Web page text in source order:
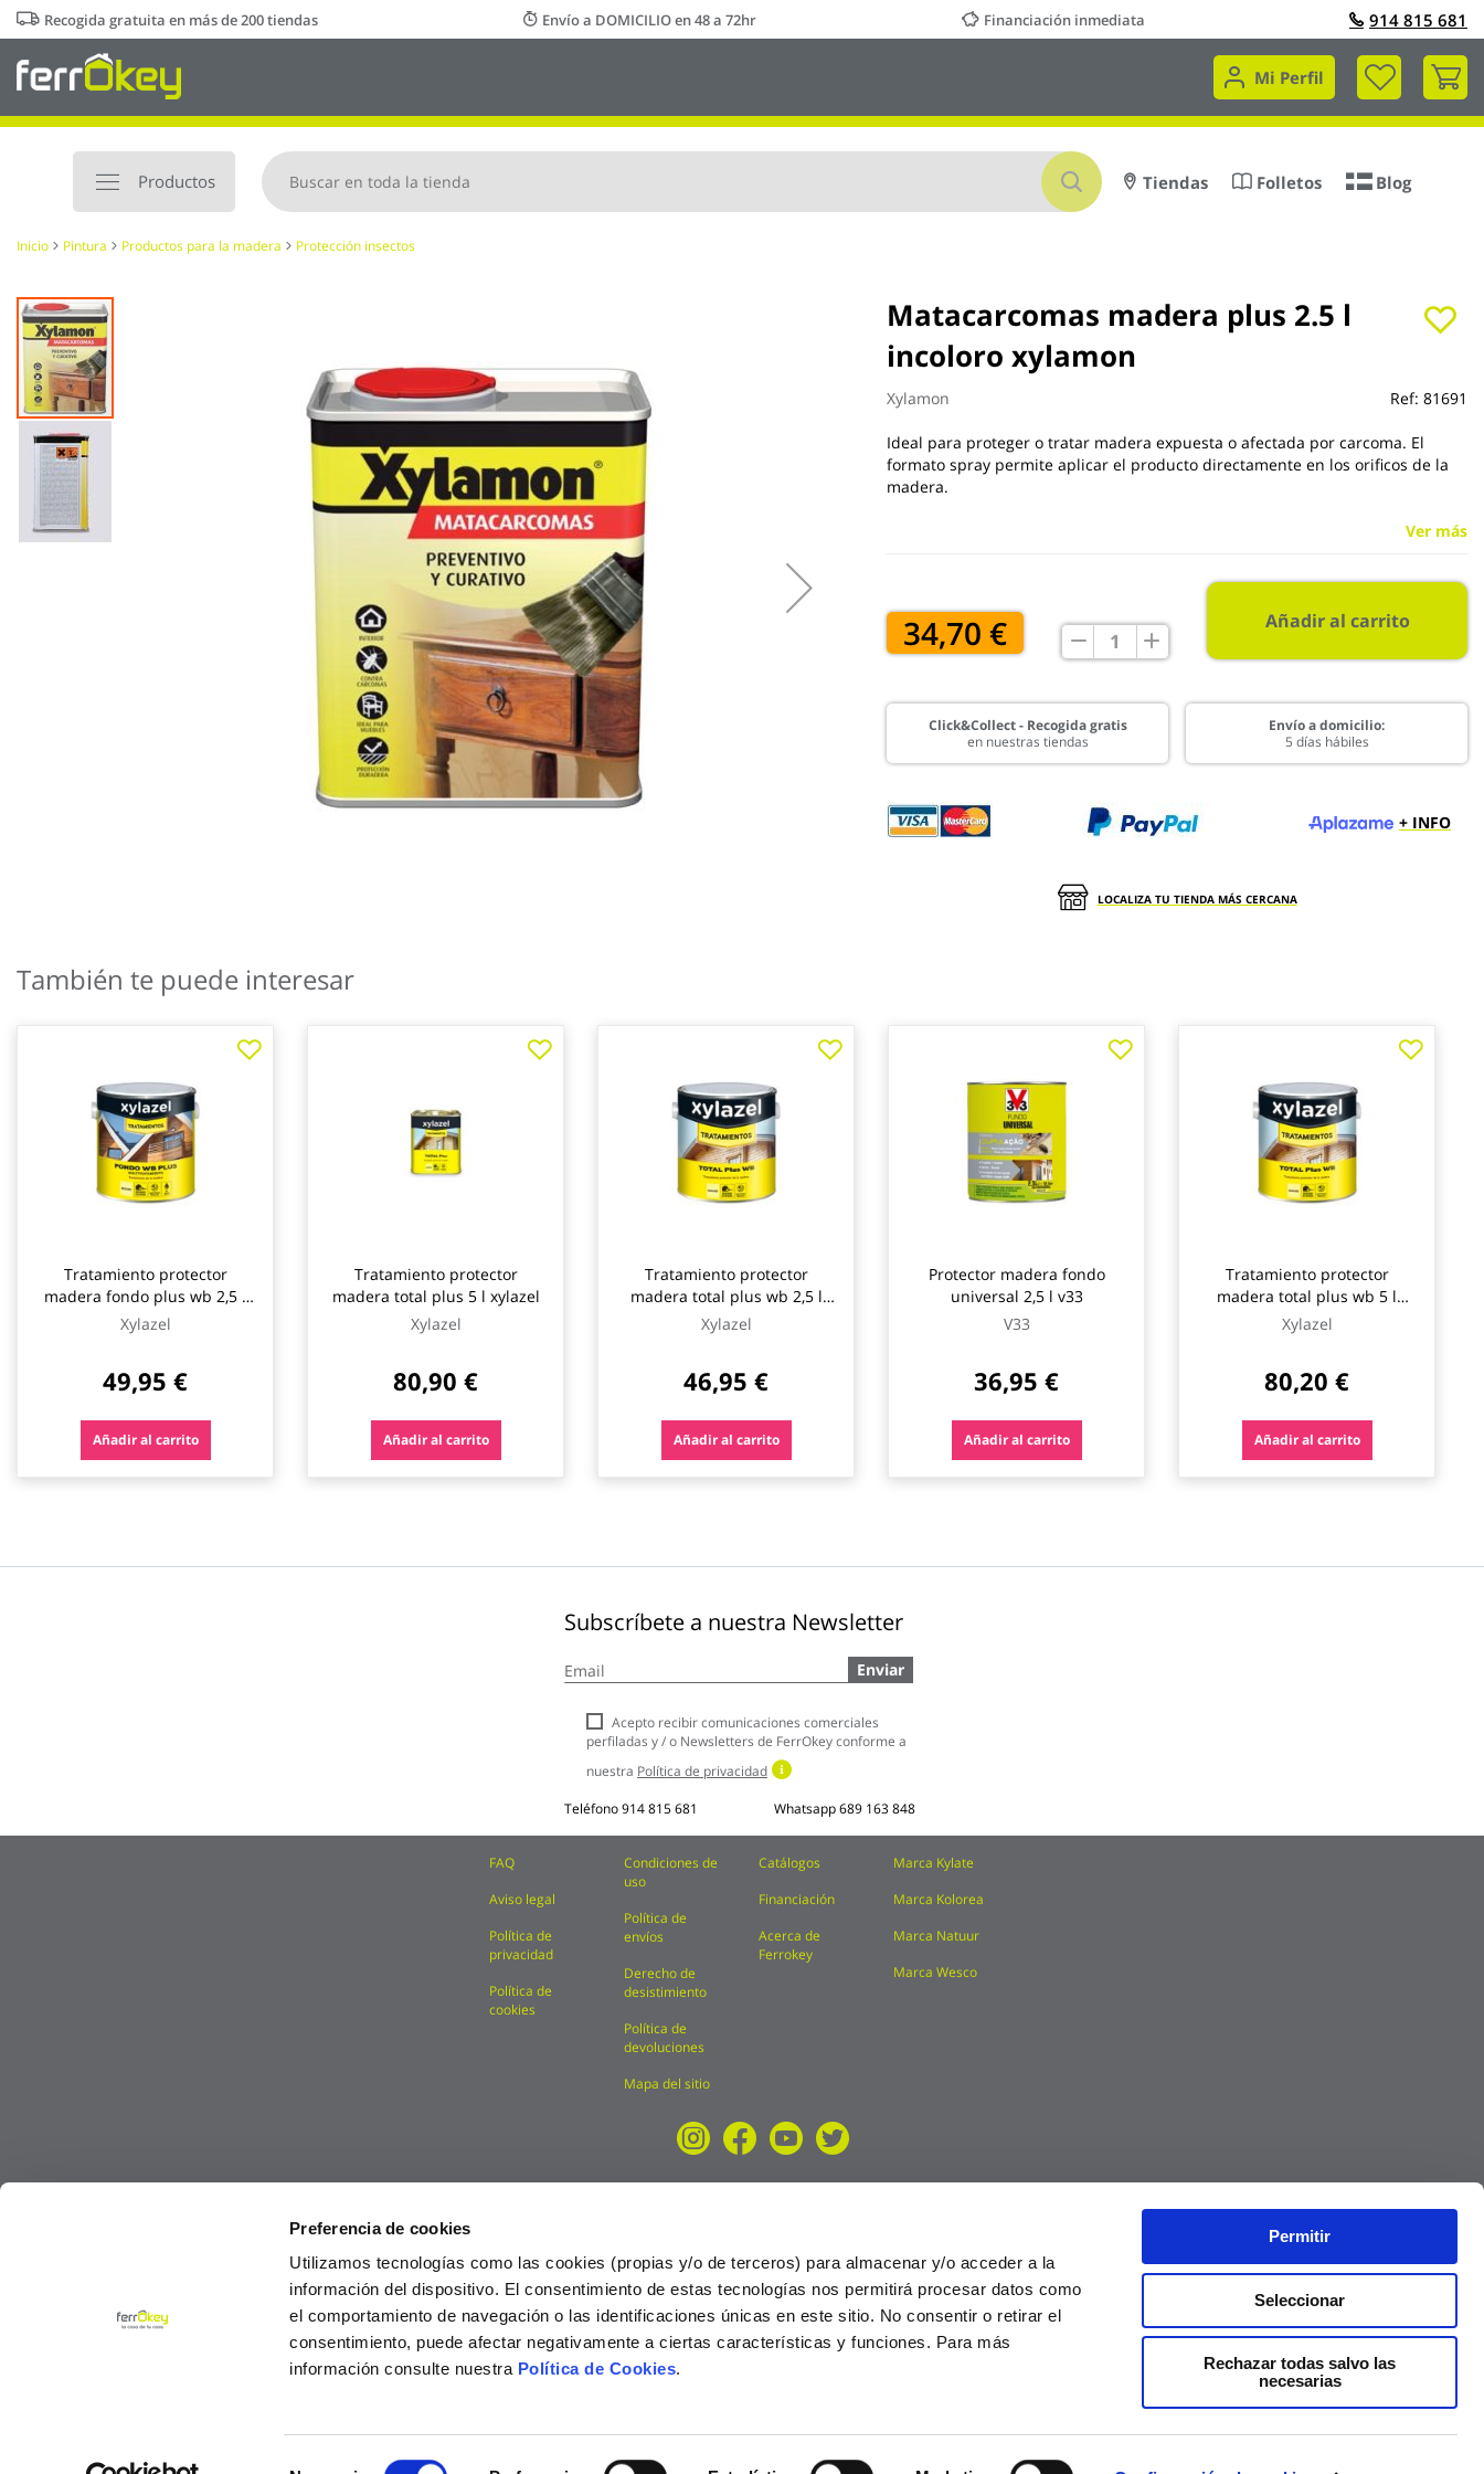
Preferencia de cookies
Utilizamos tecnologías como las cookies (propias y/o de terceros) para almacenar y/o acceder a la
información del dispositivo. El consentimiento de estas tecnologías nos permitirá procesar datos como
el comportamiento de navegación o las identificaciones únicas en este sitio. No consentir o retirar el
consentimiento, puede afectar negativamente a ciertas características y funciones. Para más
información consulte nuestra Política de Cookies.
Permitir
Seleccionar
Rechazar todas salvo las
necesarias
Ir
al
contenido
Recogida gratuita en más de 200 tiendas Envío a DOMICILIO en 48 a 72hr Financiación inmediata 914 815 681
Mi Perfil
Mi
Productos
Buscar
Tiendas Folletos Blog
Inicio Pintura Productos para la madera Protección insectos
Matacarcomas madera plus 2.5 l
incoloro xylamon
Xylamon Ref: 81691
Ideal para proteger o tratar madera expuesta o afectada por carcoma. El
formato spray permite aplicar el producto directamente en los orificos de la
madera.
Ver más
34,70 € Añadir al carrito
Click&Collect - Recogida gratis
en nuestras tiendas
Envío a domicilio:
5 días hábiles
+ INFO
LOCALIZA TU TIENDA MÁS CERCANA
Saltar
al
final
de
la
galería
de
imágenes
la
También te puede interesar
Tratamiento protector
madera fondo plus wb 2,5 l
xylazel
Xylazel
49,95 €
Añadir al carrito
Tratamiento protector
madera total plus 5 l xylazel
Xylazel
80,90 €
Añadir al carrito
Tratamiento protector
madera total plus wb 2,5 l
xylazel
Xylazel
46,95 €
Añadir al carrito
Protector madera fondo
universal 2,5 l v33
V33
36,95 €
Añadir al carrito
Tratamiento protector
madera total plus wb 5 l
xylazel
Xylazel
80,20 €
Añadir al carrito
Subscríbete a nuestra Newsletter
a
boletín
noticias:
Enviar
Acepto recibir comunicaciones comerciales
perfiladas y / o Newsletters de FerrOkey conforme a
nuestra Política de privacidad
Teléfono914 815 681 Whatsapp689 163 848
FAQ
Aviso legal
Política de
privacidad
Política de
cookies
Condiciones de
uso
Política de
envíos
Derecho de
desistimiento
Política de
devoluciones
Mapa del sitio
Catálogos
Financiación
Acerca de
Ferrokey
Marca Kylate
Marca Kolorea
Marca Natuur
Marca Wesco